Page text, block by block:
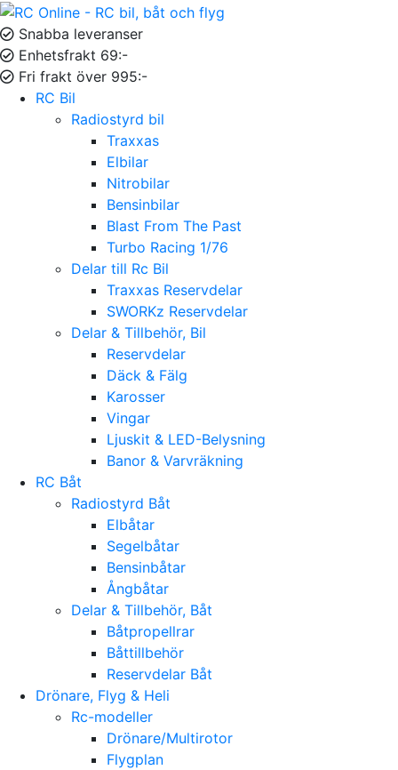
Snabba leveranser
Enhetsfrakt 69:-
Fri frakt över 995:-
RC Bil
Radiostyrd bil
Traxxas
Elbilar
Nitrobilar
Bensinbilar
Blast From The Past
Turbo Racing 1/76
Delar till Rc Bil
Traxxas Reservdelar
SWORKz Reservdelar
Delar & Tillbehör, Bil
Reservdelar
Däck & Fälg
Karosser
Vingar
Ljuskit & LED-Belysning
Banor & Varvräkning
RC Båt
Radiostyrd Båt
Elbåtar
Segelbåtar
Bensinbåtar
Ångbåtar
Delar & Tillbehör, Båt
Båtpropellrar
Båttillbehör
Reservdelar Båt
Drönare, Flyg & Heli
Rc-modeller
Drönare/Multirotor
Flygplan